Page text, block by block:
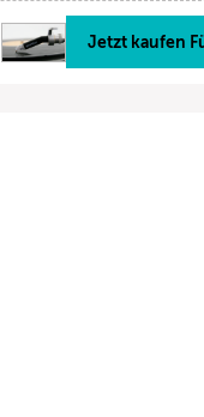
Jetzt kaufen